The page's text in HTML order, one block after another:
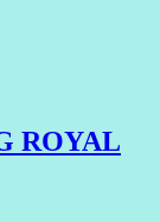
ROYAL